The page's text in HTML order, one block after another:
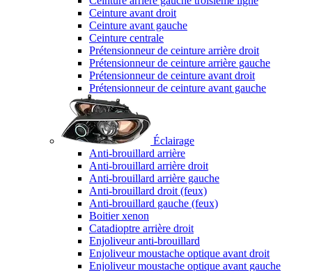
Ceinture avant droit
Ceinture avant gauche
Ceinture centrale
Prétensionneur de ceinture arrière droit
Prétensionneur de ceinture arrière gauche
Prétensionneur de ceinture avant droit
Prétensionneur de ceinture avant gauche
Éclairage
Anti-brouillard arrière
Anti-brouillard arrière droit
Anti-brouillard arrière gauche
Anti-brouillard droit (feux)
Anti-brouillard gauche (feux)
Boitier xenon
Catadioptre arrière droit
Enjoliveur anti-brouillard
Enjoliveur moustache optique avant droit
Enjoliveur moustache optique avant gauche